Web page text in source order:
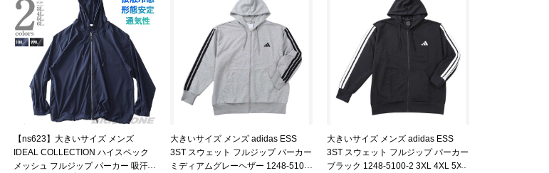
【ns623】大きいサイズ メンズ
IDEAL COLLECTION ハイスペック
メッシュ フルジップ パーカー 吸汗
大きいサイズ メンズ adidas ESS
3ST スウェット フルジップ パーカー
ミディアムグレーヘザー 1248-5100-
大きいサイズ メンズ adidas ESS
3ST スウェット フルジップ パーカー
ブラック 1248-5100-2 3XL 4XL 5XL